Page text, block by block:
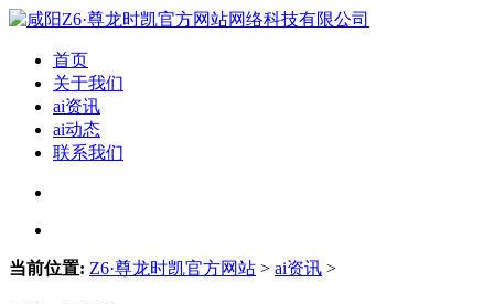
首页
关于我们
ai资讯
ai动态
联系我们
当前位置: Z6·尊龙时凯官方网站 > ai资讯 >